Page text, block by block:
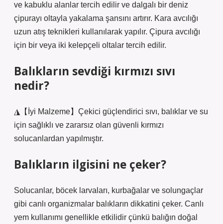
ve kabuklu alanlar tercih edilir ve dalgalı bir deniz
çipurayı oltayla yakalama şansını artırır. Kara avcılığı
uzun atış teknikleri kullanılarak yapılır. Çipura avcılığı
için bir veya iki kelepçeli oltalar tercih edilir.
Balıkların sevdiği kırmızı sıvı
nedir?
◮【İyi Malzeme】Çekici güçlendirici sıvı, balıklar ve su
için sağlıklı ve zararsız olan güvenli kırmızı
solucanlardan yapılmıştır.
Balıkların ilgisini ne çeker?
Solucanlar, böcek larvaları, kurbağalar ve solungaçlar
gibi canlı organizmalar balıkların dikkatini çeker. Canlı
yem kullanımı genellikle etkilidir çünkü balığın doğal